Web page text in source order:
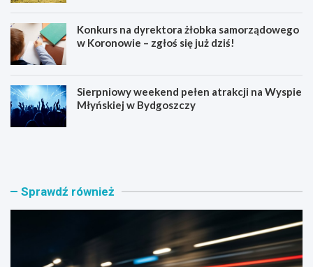
Konkurs na dyrektora żłobka samorządowego
w Koronowie – zgłoś się już dziś!
Sierpniowy weekend pełen atrakcji na Wyspie
Młyńskiej w Bydgoszczy
B
s
O
l
Sprawdź również